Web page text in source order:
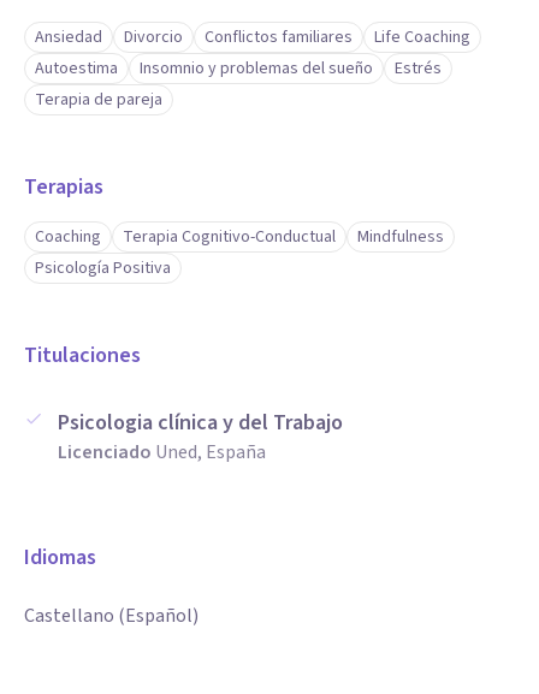
Ansiedad Divorcio Conflictos familiares
Life Coaching
Autoestima
Insomnio y problemas del sueño
Estrés
Terapia de pareja
Terapias
Coaching Terapia Cognitivo-Conductual
Mindfulness
Psicología Positiva
Titulaciones
Psicologia clínica y del Trabajo
Licenciado Uned, España
Idiomas
Castellano (Español)